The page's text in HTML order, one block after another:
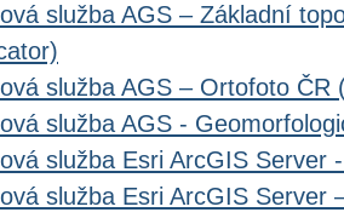
služba AGS – Základní
služba AGS – Ortofoto ČR
služba AGS -
služba Esri ArcGIS Server
služba Esri ArcGIS Server